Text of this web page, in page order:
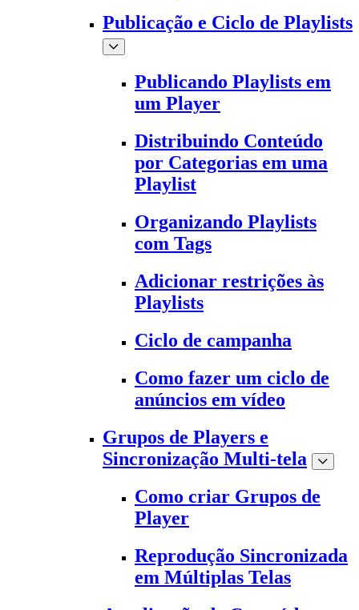
Publicação e Ciclo de Playlists
Publicando Playlists em
um Player
Distribuindo Conteúdo
por Categorias em uma
Playlist
Organizando Playlists
com Tags
Adicionar restrições às
Playlists
Ciclo de campanha
Como fazer um ciclo de
anúncios em vídeo
Grupos de Players e
Sincronização Multi-tela
Como criar Grupos de
Player
Reprodução Sincronizada
em Múltiplas Telas